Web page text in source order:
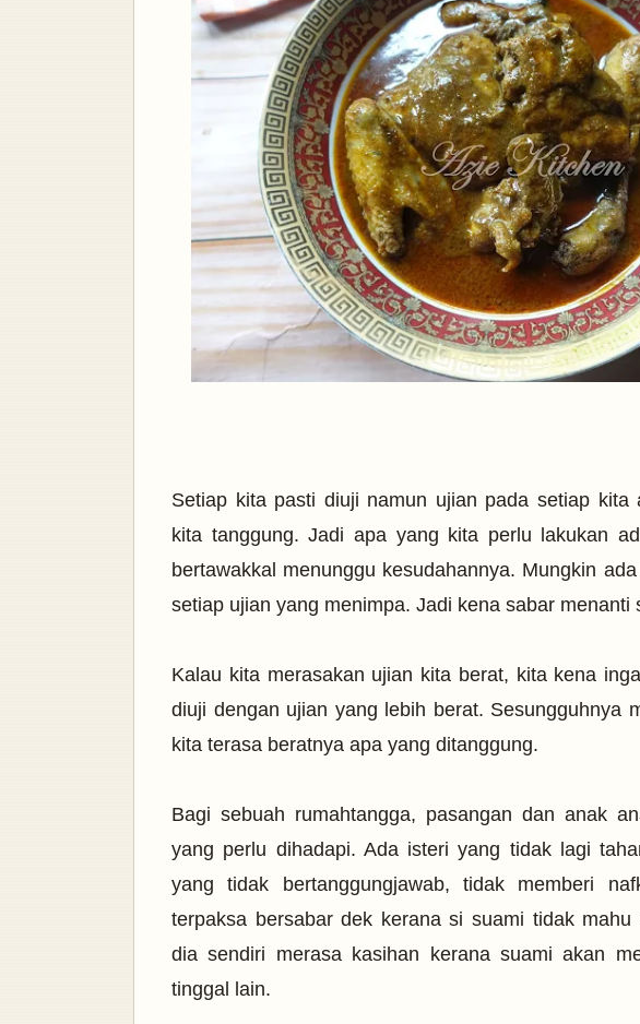
Setiap kita pasti diuji namun ujian pada setiap kita
kita tanggung. Jadi apa yang kita perlu lakukan
bertawakkal menunggu kesudahannya. Mungkin
setiap ujian yang menimpa. Jadi kena sabar menanti
Kalau kita merasakan ujian kita berat, kita kena
diuji dengan ujian yang lebih berat. Sesungguhnya
kita terasa beratnya apa yang ditanggung.
Bagi sebuah rumahtangga, pasangan dan anak
yang perlu dihadapi. Ada isteri yang tidak lagi
yang tidak bertanggungjawab, tidak memberi
terpaksa bersabar dek kerana si suami tidak mahu
dia sendiri merasa kasihan kerana suami akan
tinggal lain.